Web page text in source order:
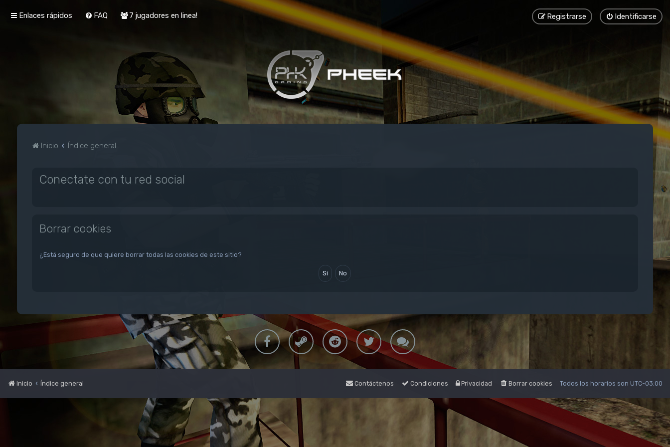
Enlaces rápidos FAQ 7 jugadores en linea! Identificarse
Registrarse
Inicio Índice general
Conectate con tu red social
Borrar cookies
¿Está seguro de que quiere borrar todas las cookies de este sitio?
Inicio Índice general Todos los horarios son UTC-03:00
Borrar cookies
Privacidad
Condiciones
Contáctenos